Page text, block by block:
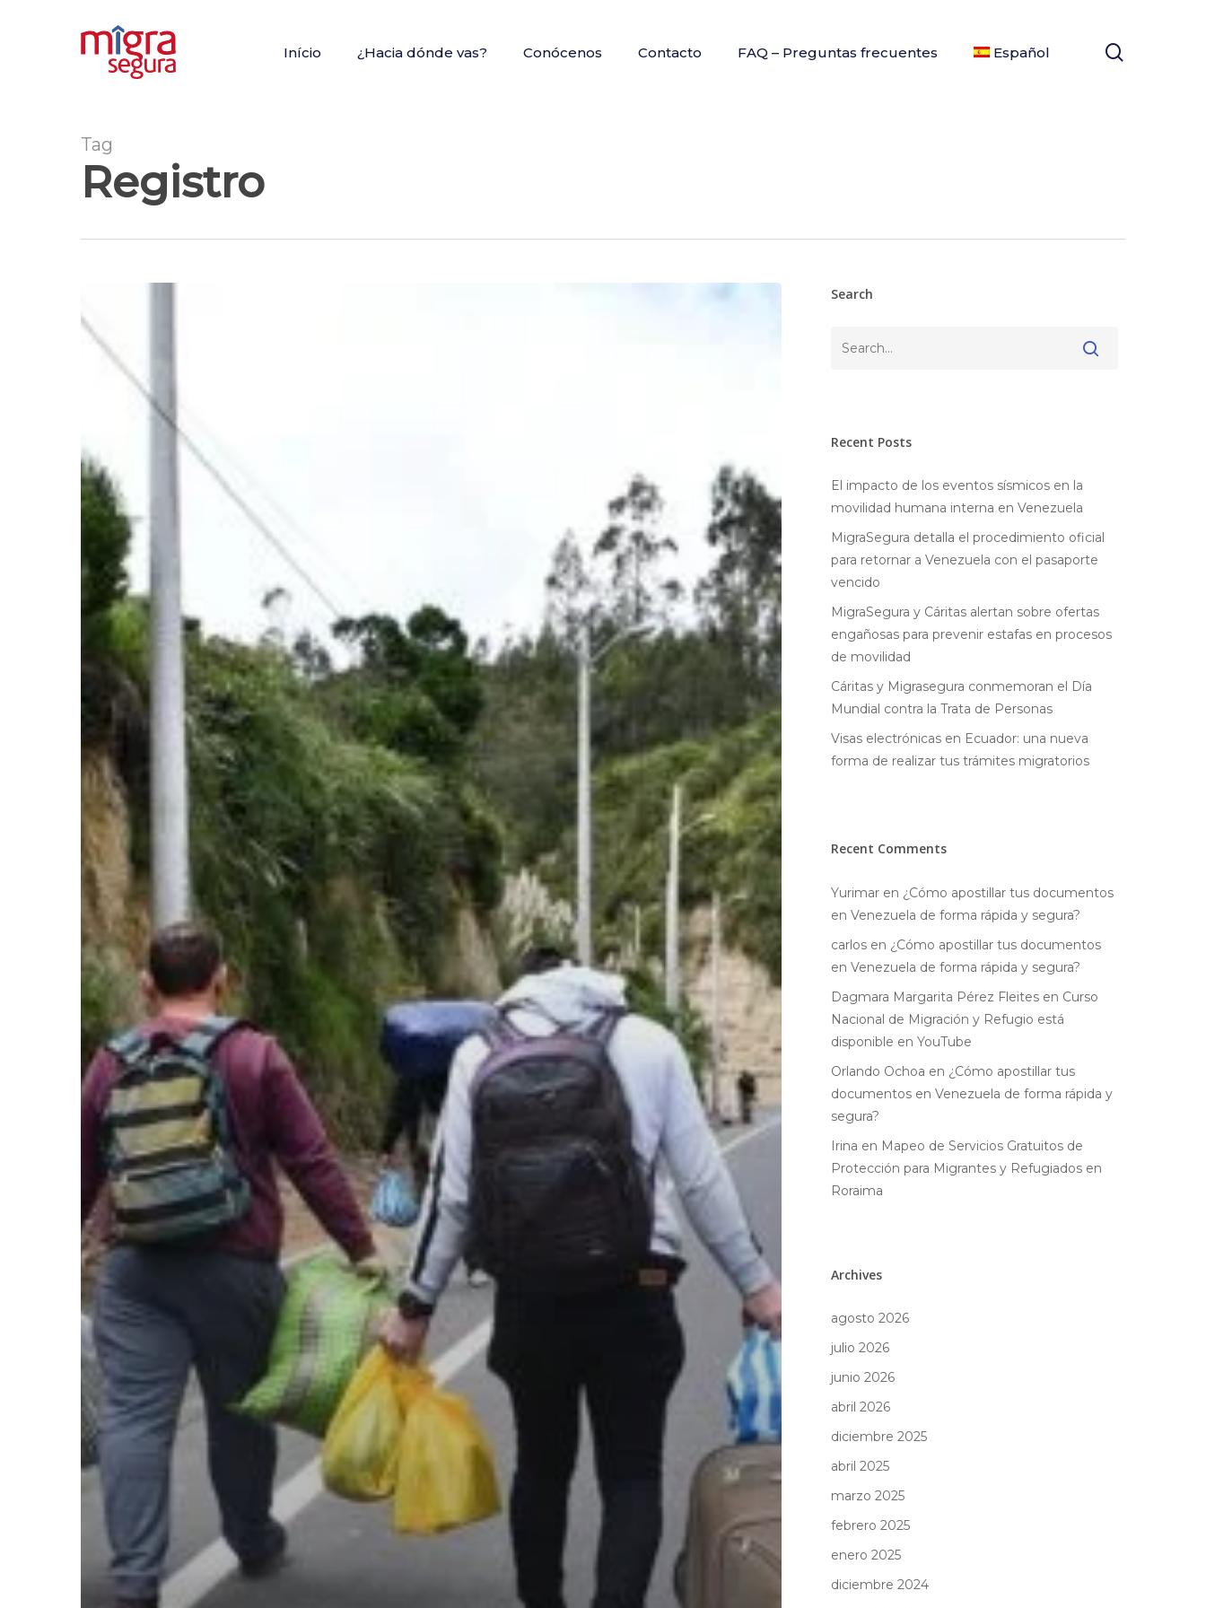
Hit enter to search or ESC to close
Início ¿Hacia dónde vas? Conócenos Contacto FAQ – Preguntas frecuentes Español
Tag
Registro
Search
Recent Posts
El impacto de los eventos sísmicos en la
movilidad humana interna en Venezuela
MigraSegura detalla el procedimiento oficial
para retornar a Venezuela con el pasaporte
vencido
MigraSegura y Cáritas alertan sobre ofertas
engañosas para prevenir estafas en procesos
de movilidad
Cáritas y Migrasegura conmemoran el Día
Mundial contra la Trata de Personas
Visas electrónicas en Ecuador: una nueva
forma de realizar tus trámites migratorios
Recent Comments
Yurimaren ¿Cómo apostillar tus documentos
en Venezuela de forma rápida y segura?
carlosen ¿Cómo apostillar tus documentos
en Venezuela de forma rápida y segura?
Dagmara Margarita Pérez Fleitesen Curso
Nacional de Migración y Refugio está
disponible en YouTube
Orlando Ochoa en ¿Cómo apostillar tus
documentos en Venezuela de forma rápida y
segura?
Irina en Mapeo de Servicios Gratuitos de
Protección para Migrantes y Refugiados en
Roraima
Archives
agosto 2026
julio 2026
junio 2026
abril 2026
diciembre 2025
abril 2025
marzo 2025
febrero 2025
enero 2025
diciembre 2024